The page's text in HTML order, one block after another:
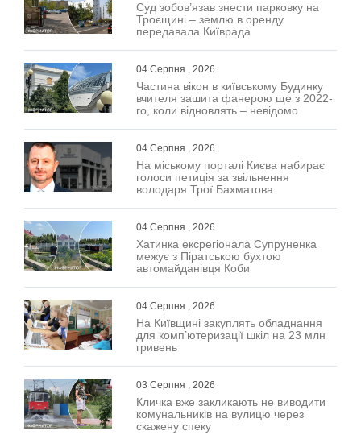
Суд зобов’язав знести парковку на
Троєщині – землю в оренду
передавала Київрада
04 Серпня , 2026
Частина вікон в київському Будинку
вчителя зашита фанерою ще з 2022-
го, коли відновлять – невідомо
04 Серпня , 2026
На міському порталі Києва набирає
голоси петиція за звільнення
володаря Трої Бахматова
04 Серпня , 2026
Хатинка ексрегіонала Супруненка
межує з Піратською бухтою
автомайданівця Коби
04 Серпня , 2026
На Київщині закуплять обладнання
для комп’ютеризації шкіл на 23 млн
гривень
03 Серпня , 2026
Кличка вже закликають не виводити
комунальників на вулицю через
скажену спеку